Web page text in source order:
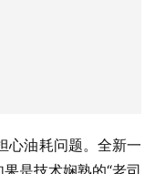
心油耗问题。全新一